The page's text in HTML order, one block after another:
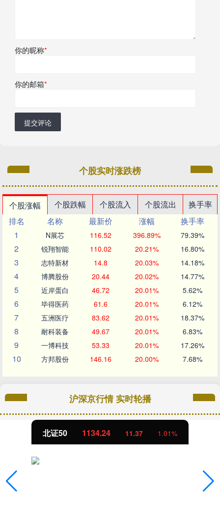
你的昵称*
你的邮箱*
提交评论
个股实时涨跌榜
个股涨幅 个股跌幅 个股流入 个股流出
换手率
排名
名称 最新价 涨幅
换手率
1
N展芯 116.52 396.89% 79.39%
2 锐翔智能 110.02 20.21% 16.80%
3 志特新材 14.8 20.03% 14.18%
4 博腾股份 20.44 20.02% 14.77%
5 近岸蛋白 46.72 20.01% 5.62%
6 毕得医药 61.6 20.01% 6.12%
7 五洲医疗 83.62 20.01% 18.37%
8 耐科装备 49.67 20.01% 6.83%
9 一博科技 53.33 20.01% 17.26%
10 方邦股份 146.16 20.00% 7.68%
沪深京行情 实时轮播
北证50 1134.24 11.37 1.01%